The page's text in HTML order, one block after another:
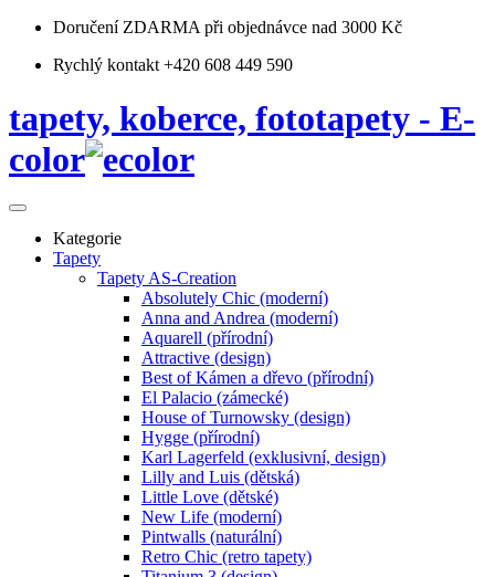
Doručení ZDARMA při objednávce nad 3000 Kč
Rychlý kontakt +420 608 449 590
tapety, koberce, fototapety - E-
color
Kategorie
Tapety
Tapety AS-Creation
Absolutely Chic (moderní)
Anna and Andrea (moderní)
Aquarell (přírodní)
Attractive (design)
Best of Kámen a dřevo (přírodní)
El Palacio (zámecké)
House of Turnowsky (design)
Hygge (přírodní)
Karl Lagerfeld (exklusivní, design)
Lilly and Luis (dětská)
Little Love (dětské)
New Life (moderní)
Pintwalls (naturální)
Retro Chic (retro tapety)